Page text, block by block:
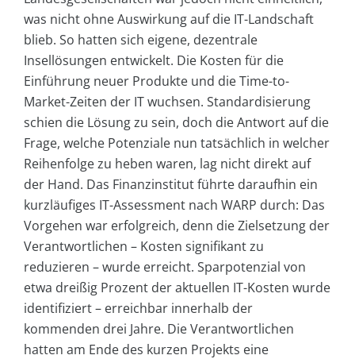
was nicht ohne Auswirkung auf die IT-Landschaft
blieb. So hatten sich eigene, dezentrale
Insellösungen entwickelt. Die Kosten für die
Einführung neuer Produkte und die Time-to-
Market-Zeiten der IT wuchsen. Standardisierung
schien die Lösung zu sein, doch die Antwort auf die
Frage, welche Potenziale nun tatsächlich in welcher
Reihenfolge zu heben waren, lag nicht direkt auf
der Hand. Das Finanzinstitut führte daraufhin ein
kurzläufiges IT-Assessment nach WARP durch: Das
Vorgehen war erfolgreich, denn die Zielsetzung der
Verantwortlichen – Kosten signifikant zu
reduzieren – wurde erreicht. Sparpotenzial von
etwa dreißig Prozent der aktuellen IT-Kosten wurde
identifiziert – erreichbar innerhalb der
kommenden drei Jahre. Die Verantwortlichen
hatten am Ende des kurzen Projekts eine